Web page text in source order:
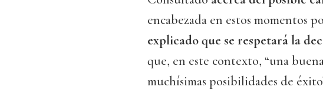
encabezada en estos momentos
explicado que se respetará la
que, en este contexto, “una
muchísimas posibilidades de